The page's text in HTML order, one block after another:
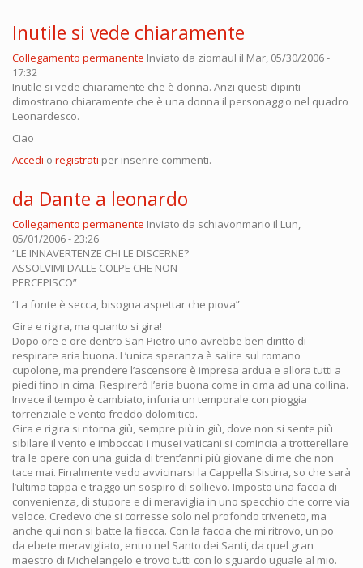
Inutile si vede chiaramente
Collegamento permanente Inviato da ziomaul il Mar, 05/30/2006 -
17:32
Inutile si vede chiaramente che è donna. Anzi questi dipinti
dimostrano chiaramente che è una donna il personaggio nel quadro
Leonardesco.
Ciao
Accedi o registrati per inserire commenti.
da Dante a leonardo
Collegamento permanente Inviato da schiavonmario il Lun,
05/01/2006 - 23:26
“LE INNAVERTENZE CHI LE DISCERNE?
ASSOLVIMI DALLE COLPE CHE NON
PERCEPISCO”
“La fonte è secca, bisogna aspettar che piova”
Gira e rigira, ma quanto si gira!
Dopo ore e ore dentro San Pietro uno avrebbe ben diritto di
respirare aria buona. L’unica speranza è salire sul romano
cupolone, ma prendere l’ascensore è impresa ardua e allora tutti a
piedi fino in cima. Respirerò l’aria buona come in cima ad una collina.
Invece il tempo è cambiato, infuria un temporale con pioggia
torrenziale e vento freddo dolomitico.
Gira e rigira si ritorna giù, sempre più in giù, dove non si sente più
sibilare il vento e imboccati i musei vaticani si comincia a trotterellare
tra le opere con una guida di trent’anni più giovane di me che non
tace mai. Finalmente vedo avvicinarsi la Cappella Sistina, so che sarà
l’ultima tappa e traggo un sospiro di sollievo. Imposto una faccia di
convenienza, di stupore e di meraviglia in uno specchio che corre via
veloce. Credevo che si corresse solo nel profondo triveneto, ma
anche qui non si batte la fiacca. Con la faccia che mi ritrovo, un po'
da ebete meravigliato, entro nel Santo dei Santi, da quel gran
maestro di Michelangelo e trovo tutti con lo sguardo uguale al mio.